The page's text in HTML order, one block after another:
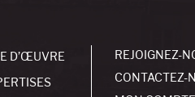
D’ŒUVRE
REJOIGNEZ-
CONTACTEZ-